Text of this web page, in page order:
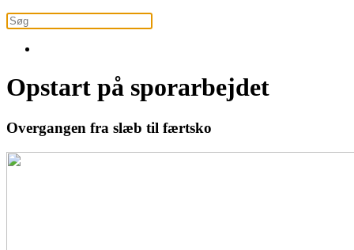
Opstart på sporarbejdet
Overgangen fra slæb til færtsko